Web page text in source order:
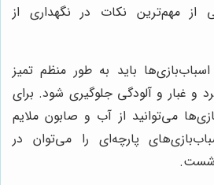
مهم‌ترین نکات در نگهداری از
اسباب‌بازی‌ها باید به طور منظم تمیز
و غبار و آلودگی جلوگیری شود. برای
می‌توانید از آب و صابون ملایم
پارچه‌ای را می‌توان در
شست.